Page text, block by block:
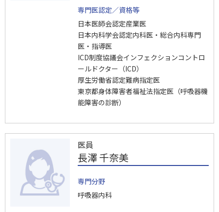
専門医認定／資格等
日本医師会認定産業医
日本内科学会認定内科医・総合内科専門
医・指導医
ICD制度協議会インフェクションコントロ
ールドクター（ICD）
厚生労働省認定難病指定医
東京都身体障害者福祉法指定医（呼吸器機
能障害の診断）
医員
長澤 千奈美
専門分野
呼吸器内科